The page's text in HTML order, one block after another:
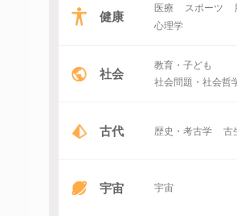
健康 医療 スポーツ
心理学
社会
教育・子ども
社会問題・社会哲
古代 歴史・考古学 古
宇宙 宇宙